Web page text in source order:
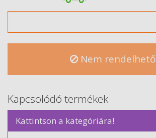
Nem rendelhető
Kapcsolódó termékek
Kattintson a kategóriára!